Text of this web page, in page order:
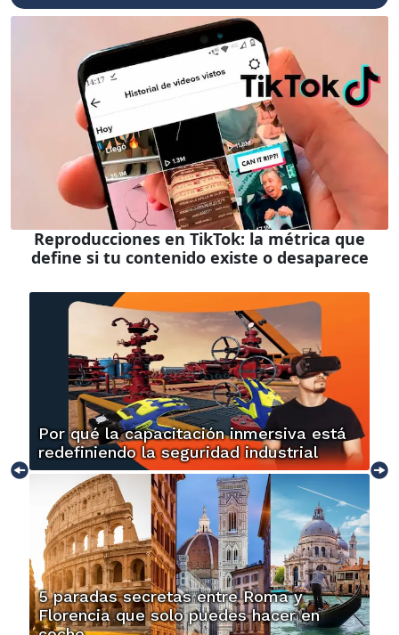
Reproducciones en TikTok: la métrica que
define si tu contenido existe o desaparece
Por qué la capacitación inmersiva está
redefiniendo la seguridad industrial
5 paradas secretas entre Roma y
Florencia que solo puedes hacer en